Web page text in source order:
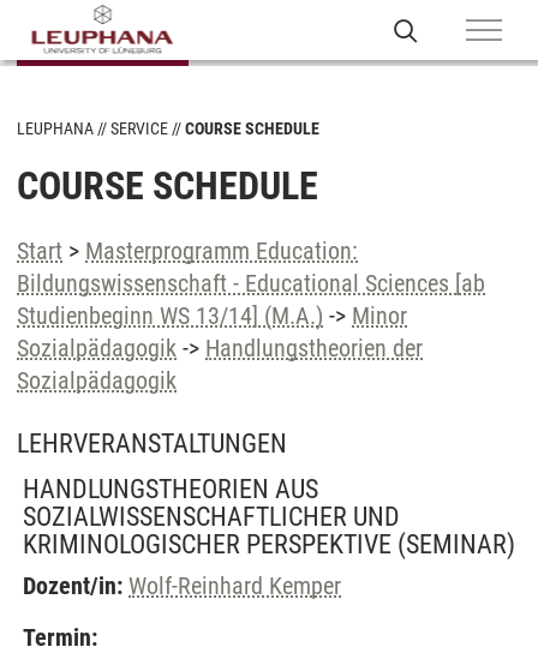
LEUPHANA SERVICE COURSE SCHEDULE
COURSE SCHEDULE
Start > Masterprogramm Education:
Bildungswissenschaft - Educational Sciences [ab
Studienbeginn WS 13/14] (M.A.) -> Minor
Sozialpädagogik -> Handlungstheorien der
Sozialpädagogik
LEHRVERANSTALTUNGEN
HANDLUNGSTHEORIEN AUS
SOZIALWISSENSCHAFTLICHER UND
KRIMINOLOGISCHER PERSPEKTIVE (SEMINAR)
Dozent/in: Wolf-Reinhard Kemper
Termin: